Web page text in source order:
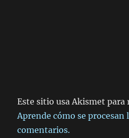
Este sitio usa Akismet para
Aprende cómo se procesan
comentarios.